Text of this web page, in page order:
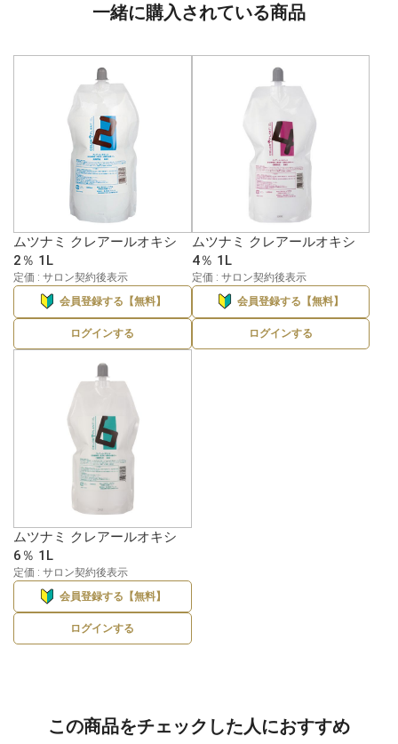
一緒に購入されている商品
ムツナミ クレアールオキシ
2％ 1L
定価 : サロン契約後表示
会員登録する【無料】
ログインする
ムツナミ クレアールオキシ
4％ 1L
定価 : サロン契約後表示
会員登録する【無料】
ログインする
ムツナミ クレアールオキシ
6％ 1L
定価 : サロン契約後表示
会員登録する【無料】
ログインする
この商品をチェックした人におすすめ